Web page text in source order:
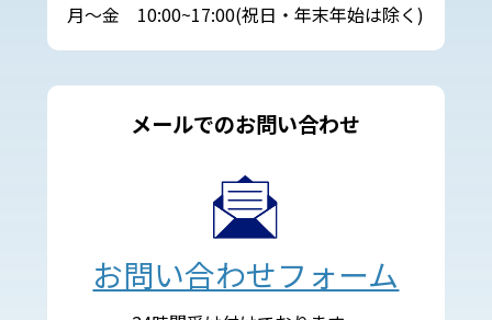
月～金 10:00~17:00(祝日・年末年始は除く)
メールでのお問い合わせ
お問い合わせフォーム